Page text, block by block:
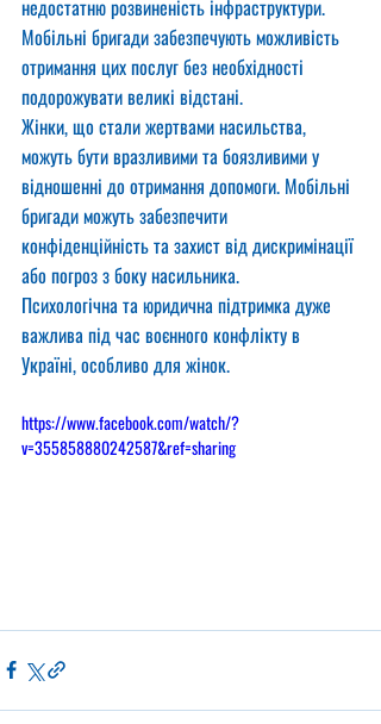
недостатню розвиненість інфраструктури.
Мобільні бригади забезпечують можливість
отримання цих послуг без необхідності
подорожувати великі відстані.
Жінки, що стали жертвами насильства,
можуть бути вразливими та боязливими у
відношенні до отримання допомоги. Мобільні
бригади можуть забезпечити
конфіденційність та захист від дискримінації
або погроз з боку насильника.
Психологічна та юридична підтримка дуже
важлива під час воєнного конфлікту в
Україні, особливо для жінок.
https://www.facebook.com/watch/?
v=355858880242587&ref=sharing